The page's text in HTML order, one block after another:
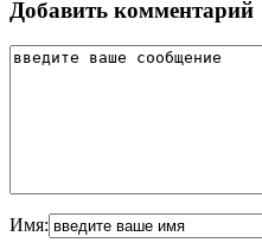
Добавить комментарий
Имя: